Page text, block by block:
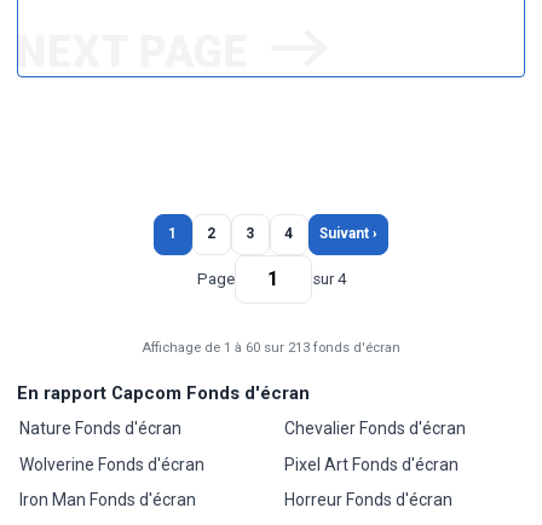
1 2 3 4 Suivant ›
Page sur 4
Affichage de 1 à 60 sur 213 fonds d'écran
En rapport Capcom Fonds d'écran
Nature Fonds d'écran
Wolverine Fonds d'écran
Iron Man Fonds d'écran
Chevalier Fonds d'écran
Pixel Art Fonds d'écran
Horreur Fonds d'écran